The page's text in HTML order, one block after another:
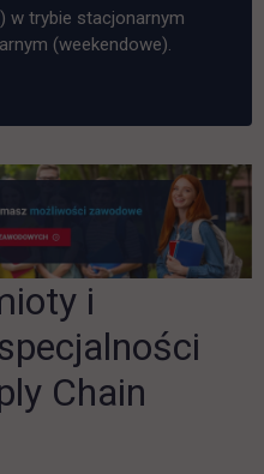
w trybie stacjonarnym
(weekendowe).
i
Chain